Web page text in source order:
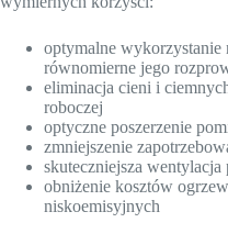
optymalne wykorzystanie
równomierne jego
eliminacja cieni i
roboczej
optyczne poszerzenie
zmniejszenie
skuteczniejsza wentylacja
obniżenie kosztów
niskoemisyjnych